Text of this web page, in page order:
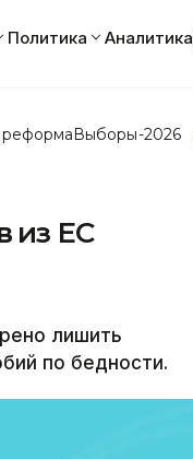
Политика Аналитика
реформаВыборы-2026
из ЕС
лишить
по бедности.